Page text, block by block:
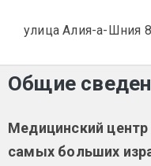
улица Алия-а-Шния
Общие
Медицинский
самых больших